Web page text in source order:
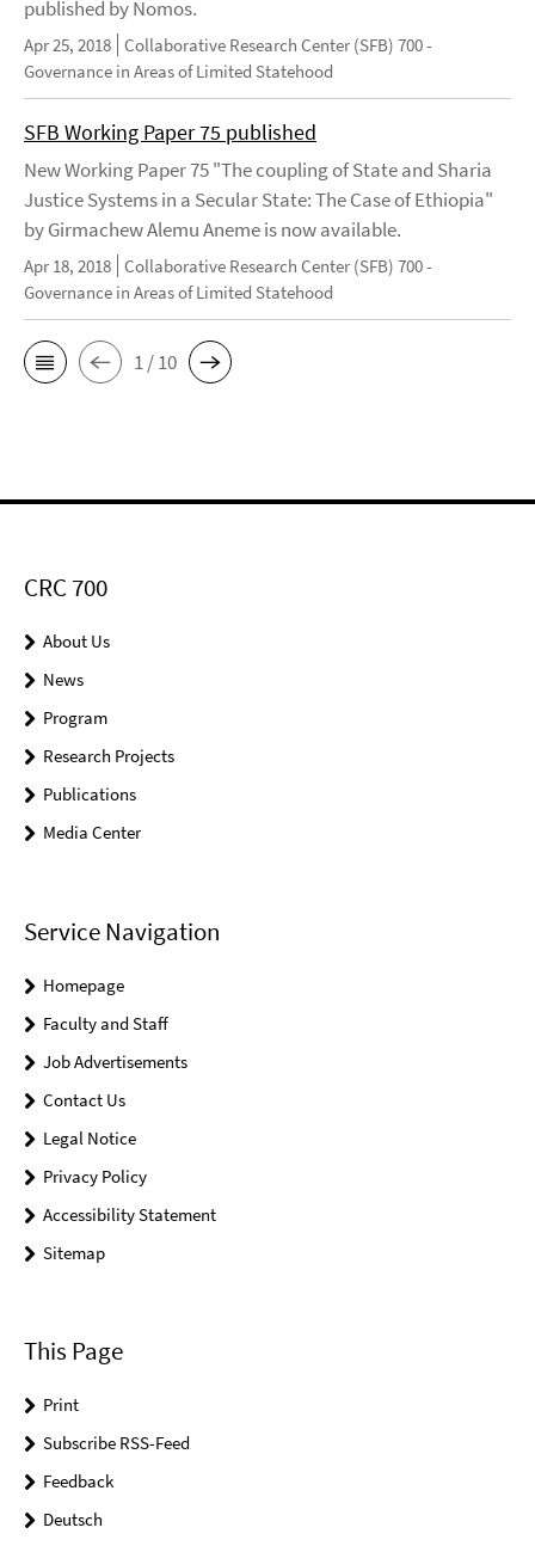
published by Nomos.
Apr 25, 2018 Collaborative Research Center (SFB) 700 -
Governance in Areas of Limited Statehood
SFB Working Paper 75 published
New Working Paper 75 "The coupling of State and Sharia
Justice Systems in a Secular State: The Case of Ethiopia"
by Girmachew Alemu Aneme is now available.
Apr 18, 2018 Collaborative Research Center (SFB) 700 -
Governance in Areas of Limited Statehood
1 / 10
CRC 700
About Us
News
Program
Research Projects
Publications
Media Center
Service Navigation
Homepage
Faculty and Staff
Job Advertisements
Contact Us
Legal Notice
Privacy Policy
Accessibility Statement
Sitemap
This Page
Print
Subscribe RSS-Feed
Feedback
Deutsch